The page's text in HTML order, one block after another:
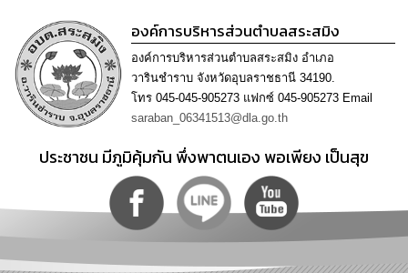
องค์การบริหารส่วนตำบลสระสมิง
องค์การบริหารส่วนตำบลสระสมิง อำเภอ
วารินชำราบ จังหวัดอุบลราชธานี 34190.
โทร 045-045-905273 แฟกซ์ 045-905273 Email
saraban_06341513@dla.go.th
ประชาชน มีภูมิคุ้มกัน พึ่งพาตนเอง พอเพียง เป็นสุข